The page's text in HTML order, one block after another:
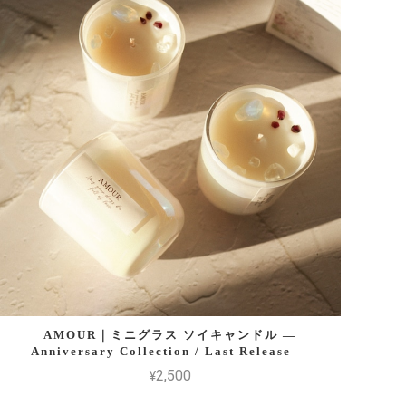
AMOUR｜ミニグラス ソイキャンドル —
Anniversary Collection / Last Release —
¥2,500